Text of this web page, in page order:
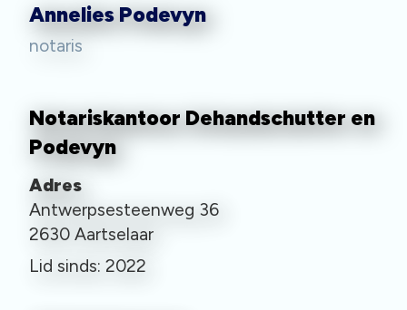
Annelies Podevyn
notaris
Notariskantoor Dehandschutter en
Podevyn
Adres
Antwerpsesteenweg 36
2630 Aartselaar
Lid sinds: 2022